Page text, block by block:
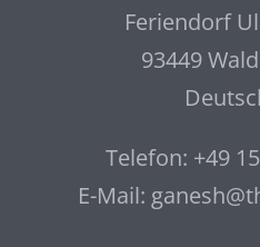
Feriendorf
93449
Telefon: +49
E-Mail: